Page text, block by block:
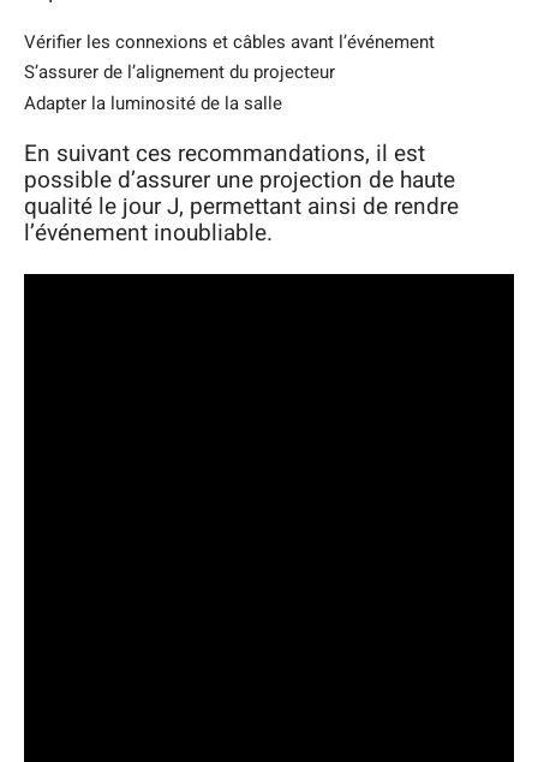
Vérifier les connexions et câbles avant l’événement
S’assurer de l’alignement du projecteur
Adapter la luminosité de la salle
En suivant ces recommandations, il est
possible d’assurer une projection de haute
qualité le jour J, permettant ainsi de rendre
l’événement inoubliable.